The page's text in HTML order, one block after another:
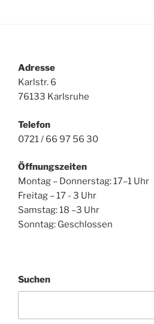
Adresse
Karlstr. 6
76133 Karlsruhe
Telefon
0721 / 66 97 56 30
Öffnungszeiten
Montag – Donnerstag: 17–1 Uhr
Freitag – 17 - 3 Uhr
Samstag: 18 –3 Uhr
Sonntag: Geschlossen
Suchen